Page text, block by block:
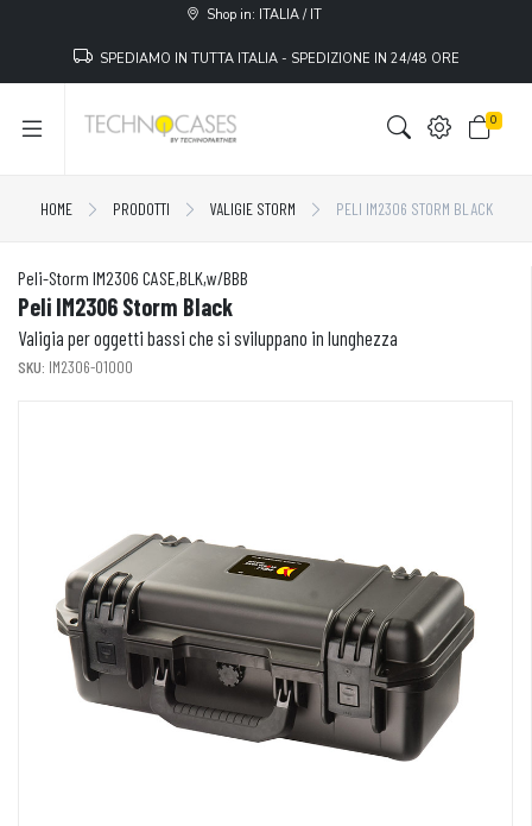
Shop in: ITALIA / IT
SPEDIAMO IN TUTTA ITALIA - SPEDIZIONE IN 24/48 ORE
0
HOME PRODOTTI VALIGIE STORM PELI IM2306 STORM BLACK
Peli-Storm IM2306 CASE,BLK,w/BBB
Peli IM2306 Storm Black
Valigia per oggetti bassi che si sviluppano in lunghezza
SKU: IM2306-01000